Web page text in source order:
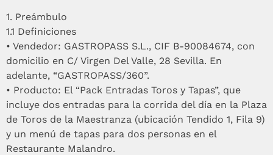
1.⁠ ⁠Preámbulo
1.1 Definiciones
•⁠ ⁠Vendedor: GASTROPASS S.L., CIF B-90084674, con
domicilio en C/ Virgen Del Valle, 28 Sevilla. En
adelante, “GASTROPASS/360”.
•⁠ ⁠Producto: El “Pack Entradas Toros y Tapas”, que
incluye dos entradas para la corrida del día en la Plaza
de Toros de la Maestranza (ubicación Tendido 1, Fila 9)
y un menú de tapas para dos personas en el
Restaurante Malandro.